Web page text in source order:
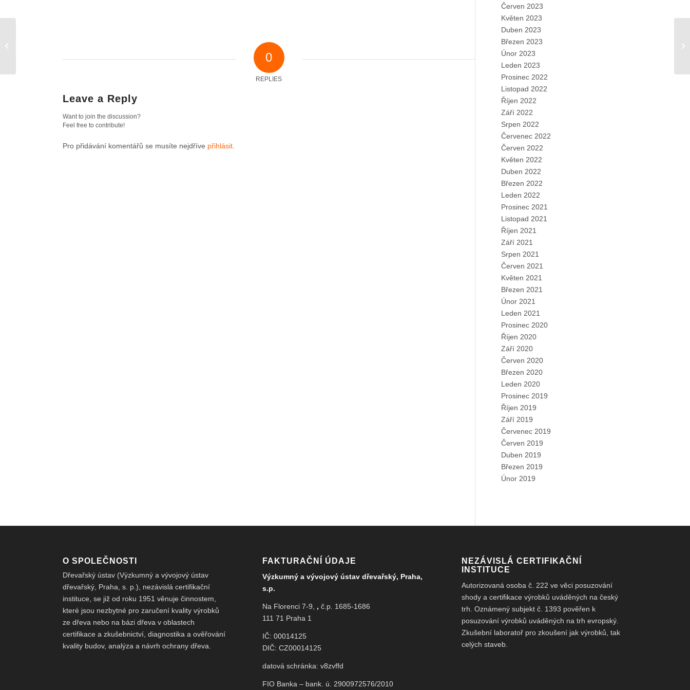
0
REPLIES
Leave a Reply
Want to join the discussion?
Feel free to contribute!
Pro přidávání komentářů se musíte nejdříve přihlásit
Červen 2023
Květen 2023
Duben 2023
Březen 2023
Únor 2023
Leden 2023
Prosinec 2022
Listopad 2022
Říjen 2022
Září 2022
Srpen 2022
Červenec 2022
Červen 2022
Květen 2022
Duben 2022
Březen 2022
Leden 2022
Prosinec 2021
Listopad 2021
Říjen 2021
Září 2021
Srpen 2021
Červen 2021
Květen 2021
Březen 2021
Únor 2021
Leden 2021
Prosinec 2020
Říjen 2020
Září 2020
Červen 2020
Březen 2020
Leden 2020
Prosinec 2019
Říjen 2019
Září 2019
Červenec 2019
Červen 2019
Duben 2019
Březen 2019
Únor 2019
O SPOLEČNOSTI
Dřevařský ústav (Výzkumný a vývojový ústav
dřevařský, Praha, s. p.), nezávislá certifikační
instituce, se již od roku 1951 věnuje činnostem,
které jsou nezbytné pro zaručení kvality výrobků
ze dřeva nebo na bázi dřeva v oblastech
certifikace a zkušebnictví, diagnostika a ověřování
kvality budov, analýza a návrh ochrany dřeva.
FAKTURAČNÍ ÚDAJE
Výzkumný a vývojový ústav dřevařský, Praha,
s.p.
Na Florenci 7-9, , č.p. 1685-1686
111 71 Praha 1
IČ: 00014125
DIČ: CZ00014125
datová schránka: v8zvffd
FIO Banka – bank. ú. 2900972576/2010
NEZÁVISLÁ CERTIFIKAČNÍ
INSTITUCE
Autorizovaná osoba č. 222 ve věci posuzování
shody a certifikace výrobků uváděných na český
trh. Oznámený subjekt č. 1393 pověřen k
posuzování výrobků uváděných na trh evropský.
Zkušební laboratoř pro zkoušení jak výrobků, tak
celých staveb.